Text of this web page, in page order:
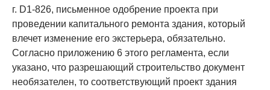
г. D1-826, письменное одобрение проекта при
проведении капитального ремонта здания, который
влечет изменение его экстерьера, обязательно.
Согласно приложению 6 этого регламента, если
указано, что разрешающий строительство документ
необязателен, то соответствующий проект здания